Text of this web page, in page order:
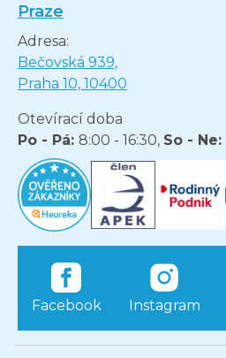
Praze
Adresa:
Bečovská 939,
Praha 10, 10400
Otevírací doba
Po - Pá: 8:00 - 16:30, So - Ne:
Facebook Instagram